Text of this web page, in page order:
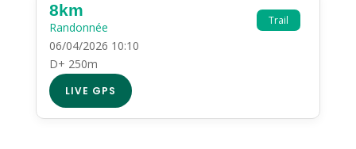
Trail
8km
Randonnée
06/04/2026 10:10
D+ 250m
LIVE GPS